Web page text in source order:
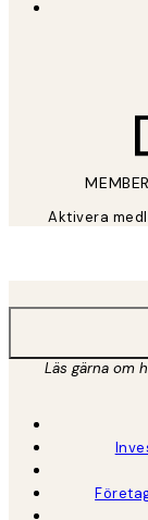
Aktivera
Läs gärna om